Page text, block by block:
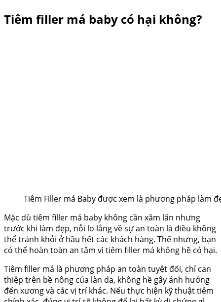
Tiêm filler má baby có hại không?
Tiêm Filler má Baby được xem là phương pháp làm
Mặc dù tiêm filler má baby không cần xâm lấn nhưng
trước khi làm đẹp, nỗi lo lắng về sự an toàn là điều không
thể tránh khỏi ở hầu hết các khách hàng. Thế nhưng, bạn
có thể hoàn toàn an tâm vì tiêm filler má không hề có hại.
Tiêm filler má là phương pháp an toàn tuyệt đối, chỉ can
thiệp trên bề nông của làn da, không hề gây ảnh hưởng
đến xương và các vị trí khác. Nếu thực hiện kỹ thuật tiêm